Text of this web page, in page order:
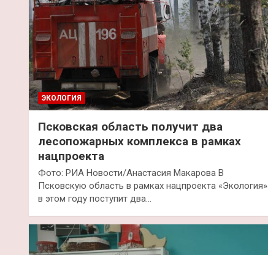
ЭКОЛОГИЯ
Псковская область получит два
лесопожарных комплекса в рамках
нацпроекта
Фото: РИА Новости/Анастасия Макарова В
Псковскую область в рамках нацпроекта «Экология»
в этом году поступит два…